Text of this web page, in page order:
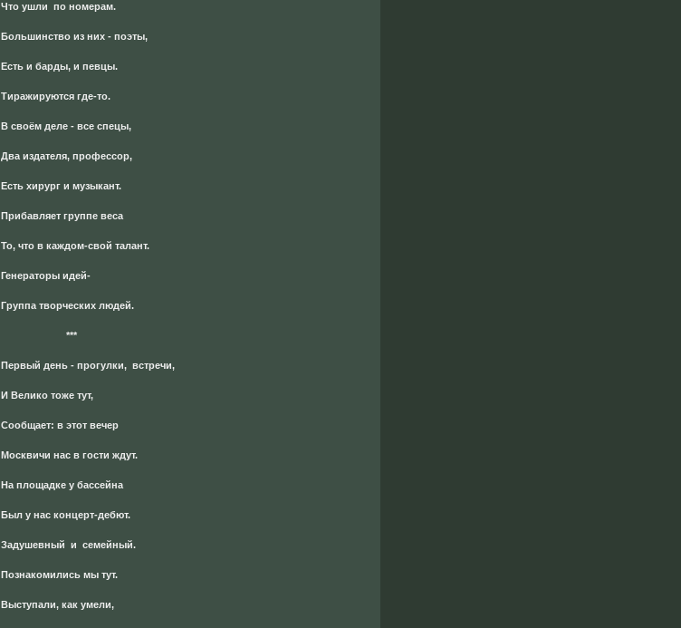
Что ушли по номерам.
Большинство из них - поэты,
Есть и барды, и певцы.
Тиражируются где-то.
В своём деле - все спецы,
Два издателя, профессор,
Есть хирург и музыкант.
Прибавляет группе веса
То, что в каждом-свой талант.
Генераторы идей-
Группа творческих людей.
***
Первый день - прогулки, встречи,
И Велико тоже тут,
Сообщает: в этот вечер
Москвичи нас в гости ждут.
На площадке у бассейна
Был у нас концерт-дебют.
Задушевный и семейный.
Познакомились мы тут.
Выступали, как умели,